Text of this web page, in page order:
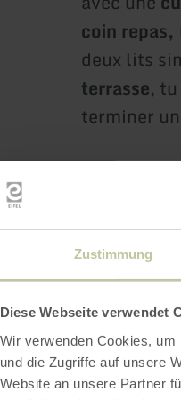
Zustimmung
Diese Webseite verwendet
Wir verwenden Cookies,
und die Zugriffe auf unsere
Website an unsere Partner
coin repas,
deux lits
terrasse,
terminer
arriver
Dans le
pour ta
ce que
dans ton